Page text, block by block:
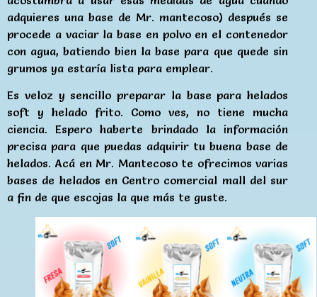
adquieres una base de Mr. mantecoso) después se
procede a vaciar la base en polvo en el contenedor
con agua, batiendo bien la base para que quede sin
grumos ya estaría lista para emplear.
Es veloz y sencillo preparar la base para helados
soft y helado frito. Como ves, no tiene mucha
ciencia. Espero haberte brindado la información
precisa para que puedas adquirir tu buena base de
helados. Acá en Mr. Mantecoso te ofrecimos varias
bases de helados en Centro comercial mall del sur
a fin de que escojas la que más te guste.